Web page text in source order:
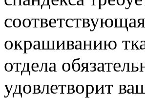
окрашиванию
отдела
удовлетворит